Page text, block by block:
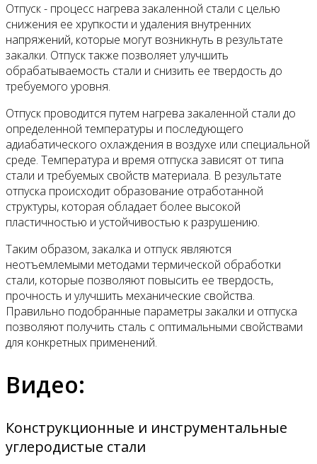
Отпуск - процесс нагрева закаленной стали с целью
снижения ее хрупкости и удаления внутренних
напряжений, которые могут возникнуть в результате
закалки. Отпуск также позволяет улучшить
обрабатываемость стали и снизить ее твердость до
требуемого уровня.
Отпуск проводится путем нагрева закаленной стали до
определенной температуры и последующего
адиабатического охлаждения в воздухе или специальной
среде. Температура и время отпуска зависят от типа
стали и требуемых свойств материала. В результате
отпуска происходит образование отработанной
структуры, которая обладает более высокой
пластичностью и устойчивостью к разрушению.
Таким образом, закалка и отпуск являются
неотъемлемыми методами термической обработки
стали, которые позволяют повысить ее твердость,
прочность и улучшить механические свойства.
Правильно подобранные параметры закалки и отпуска
позволяют получить сталь с оптимальными свойствами
для конкретных применений.
Видео:
Конструкционные и инструментальные
углеродистые стали